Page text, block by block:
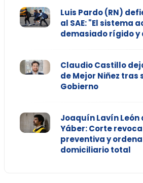
Luis Pardo (RN)
al SAE: "El sistema
demasiado rígido
Claudio Castillo
de Mejor Niñez tras
Gobierno
Joaquín Lavín
Yáber: Corte
preventiva y
domiciliario total